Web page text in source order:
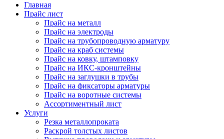
Главная
Прайс лист
Прайс на металл
Прайс на электроды
Прайс на трубопроводную арматуру
Прайс на краб системы
Прайс на ковку, штамповку
Прайс на ИКС-кронштейны
Прайс на заглушки в трубы
Прайс на фиксаторы арматуры
Прайс на воротные системы
Ассортиментный лист
Услуги
Резка металлопроката
Раскрой толстых листов